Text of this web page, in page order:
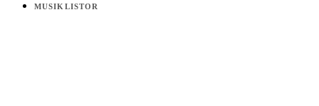
MUSIKLISTOR